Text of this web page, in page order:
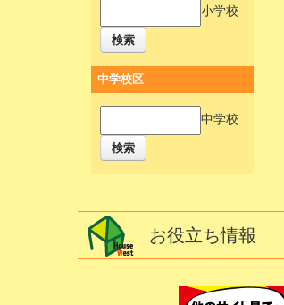
小学校
検索
中学校区
中学校
検索
お役立ち情報